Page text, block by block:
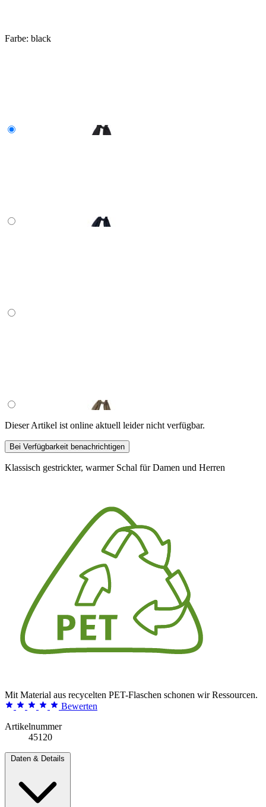
Farbe: black
Dieser Artikel ist online aktuell leider nicht verfügbar.
Bei Verfügbarkeit benachrichtigen
Klassisch gestrickter, warmer Schal für Damen und Herren
Mit Material aus recycelten PET-Flaschen schonen wir Ressourcen.
Bewerten
Artikelnummer
45120
Daten & Details